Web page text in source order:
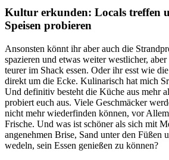
Kultur erkunden: Locals treffen
Speisen probieren
Ansonsten könnt ihr aber auch die
spazieren und etwas weiter westlicher, aber
teurer im Shack essen. Oder ihr esst wie
direkt um die Ecke. Kulinarisch hat mich
Und definitiv besteht die Küche aus mehr
probiert euch aus. Viele Geschmäcker
nicht mehr wiederfinden können, vor
Frische. Und was ist schöner als sich mit
angenehmen Brise, Sand unter den Füßen
wedeln, sein Essen genießen zu können?